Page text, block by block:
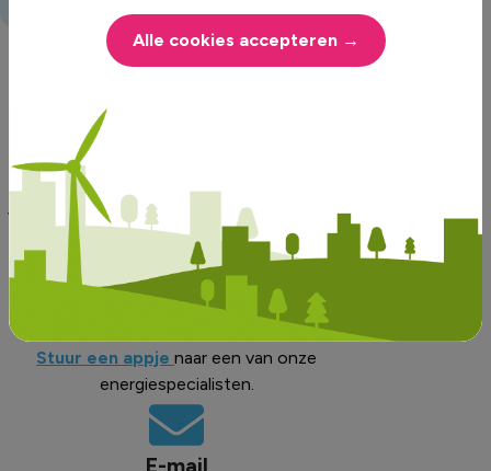
Overige contact
mogelijkheden:
Spreek met een energiespecialist op
werkdagen van 10:00 tot 16:30 uur. Bel ons
010-88 000 88.
Stuur een appjenaar een van onze
energiespecialisten.
E-mail
Alle cookies accepteren →